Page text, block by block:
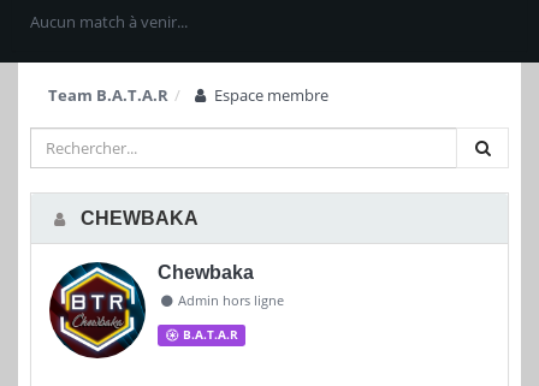
Aucun match à venir...
Team B.A.T.A.R Espace membre
CHEWBAKA
Chewbaka
Admin hors ligne
B.A.T.A.R